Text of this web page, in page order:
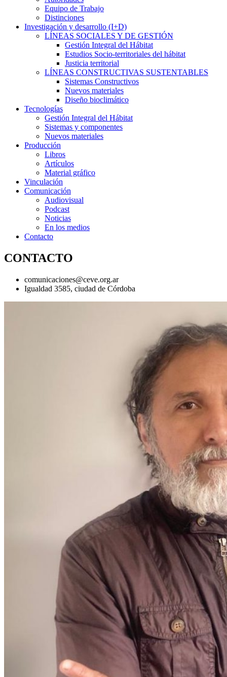
Equipo de Trabajo
Distinciones
Investigación y desarrollo (I+D)
LÍNEAS SOCIALES Y DE GESTIÓN
Gestión Integral del Hábitat
Estudios Socio-territoriales del hábitat
Justicia territorial
LÍNEAS CONSTRUCTIVAS SUSTENTABLES
Sistemas Constructivos
Nuevos materiales
Diseño bioclimático
Tecnologías
Gestión Integral del Hábitat
Sistemas y componentes
Nuevos materiales
Producción
Libros
Artículos
Material gráfico
Vinculación
Comunicación
Audiovisual
Podcast
Noticias
En los medios
Contacto
CONTACTO
comunicaciones@ceve.org.ar
Igualdad 3585, ciudad de Córdoba